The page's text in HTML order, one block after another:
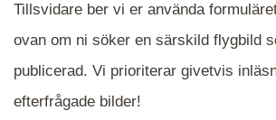
Tillsvidare ber vi er använda
ovan om ni söker en särskild flygbild
publicerad. Vi prioriterar givetvis
efterfrågade bilder!